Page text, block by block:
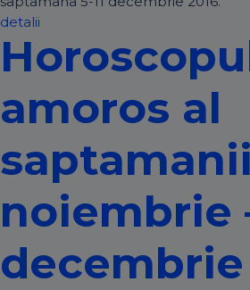
detalii
amoros al
noiembrie
decembrie